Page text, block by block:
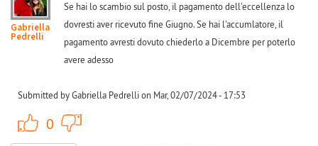
Gabriella
Pedrelli
Se hai lo scambio sul posto, il pagamento dell'eccellenza lo
dovresti aver ricevuto fine Giugno. Se hai l'accumlatore, il
pagamento avresti dovuto chiederlo a Dicembre per poterlo
avere adesso
Submitted by Gabriella Pedrelli on Mar, 02/07/2024 - 17:53
0